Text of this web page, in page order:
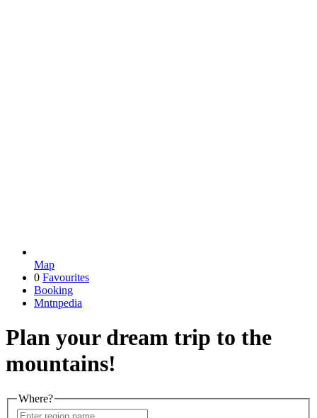
Map
0 Favourites
Booking
Mntnpedia
Plan your dream trip to the
mountains!
Where?